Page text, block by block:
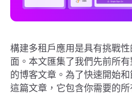
構建多租戶應用是具有挑戰
面。本文匯集了我們先前所
的博客文章。為了快速開始
這篇文章，它包含你需要的所